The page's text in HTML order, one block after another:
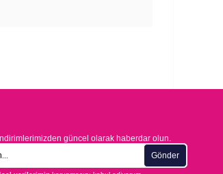
güncel olarak haberdar olun.
Gönder